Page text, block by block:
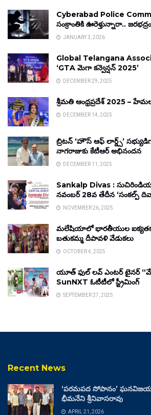
Cyberabad Police
సంక్రాంతికి ఊరెళ్తున్నారా..
JANUARY 3, 2026
Global Telangana
‘GTA మెగా కన్వెన్షన్ 2025’
DECEMBER 29, 2025
శ్రీమతి ఆంధ్రప్రదేశ్ 2025 –
DECEMBER 14, 2025
బ్రిటన్ ‘హౌస్ ఆఫ్ లార్డ్స్’
నాగరాజుకు కేటీఆర్ అభినందన
DECEMBER 11, 2025
Sankalp Divas :
నవంబర్ 28వ తేదీన ‘సంకల్ప్
NOVEMBER 26, 2025
మలేషియాలో భారతీయుల ఐక్యతకు
బతుకమ్మ దీపావళి వేడుకలు
OCTOBER 4, 2025
యూత్ ఫుల్ లవ్ ఎంటర్ టైనర్
SunNXT ఓటీటీలో స్ట్రీమింగ్
SEPTEMBER 27, 2025
Recent News
‘పరమపద సోపానం’ ఘనవిజయం
భీమనేని శ్రీనివాసరావు
APRIL 21, 2026